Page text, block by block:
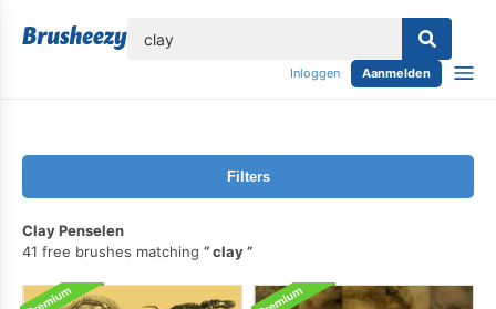
Inloggen Aanmelden
Filters
Clay Penselen
41 free brushes matching
clay